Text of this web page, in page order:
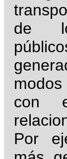
de
con
Por